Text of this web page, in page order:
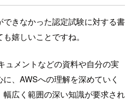
きなかった認定試験に対する書
嬉しいことですね。
ュメントなどの資料や自分の実
、AWSへの理解を深めていく
広く範囲の深い知識が要求され